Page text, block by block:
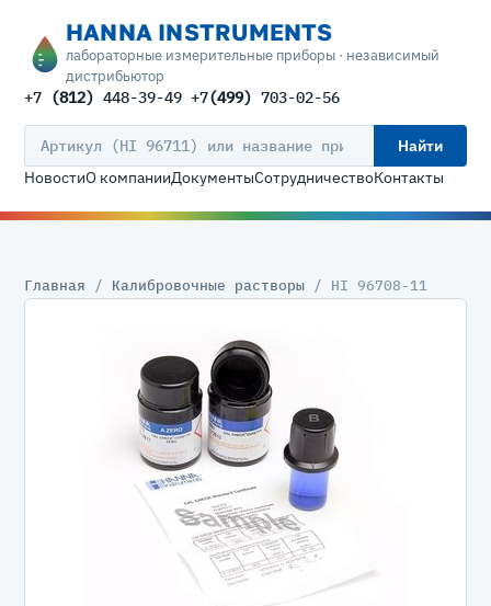
HANNA INSTRUMENTS
лабораторные измерительные приборы · независимый
дистрибьютор
+7 (812) 448-39-49 +7(499) 703-02-56
Найти
НовостиО компанииДокументыСотрудничествоКонтакты
Главная / Калибровочные растворы / HI 96708-11